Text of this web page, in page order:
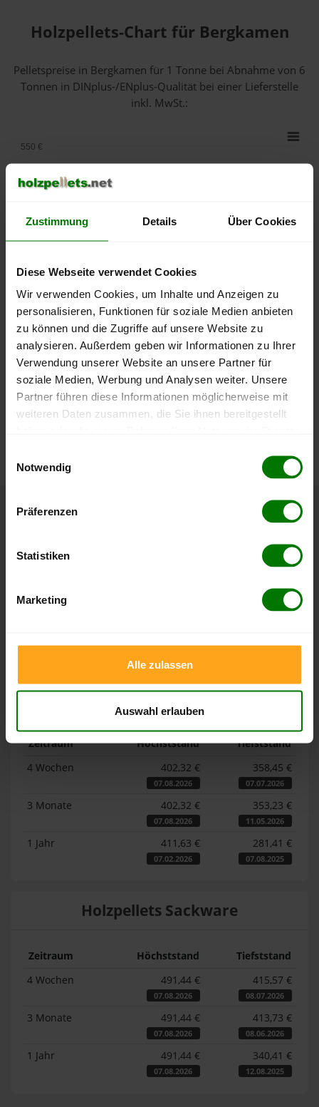
Zustimmung Details Über Cookies
Diese Webseite verwendet Cookies
Wir verwenden Cookies, um Inhalte und Anzeigen zu
personalisieren, Funktionen für soziale Medien anbieten
zu können und die Zugriffe auf unsere Website zu
analysieren. Außerdem geben wir Informationen zu Ihrer
Verwendung unserer Website an unsere Partner für
soziale Medien, Werbung und Analysen weiter. Unsere
Partner führen diese Informationen möglicherweise mit
weiteren Daten zusammen, die Sie ihnen bereitgestellt
Notwendig
Präferenzen
Statistiken
Marketing
Alle zulassen
Auswahl erlauben
Holzpellets-Chart für Bergkamen
Pelletspreise in Bergkamen für 1 Tonne bei Abnahmevon 6
Tonnen in DINplus-/ENplus-Qualität bei einer Lieferstelle
inkl. MwSt.:
lose Ware Sackware
2025
Januar
2026
2026
250 €
300 €
350 €
500 €
550 €
Die aktuelle Preisentwicklung für Holzpellets in Deutschland
Höchst- und Tiefststände der
Pelletspreise in Bergkamen
Höchst- und Tiefststände der
Pelletspreise für lose Holzpellets und Holzpellets
erreicht wurde.
Lose Holzpellets
Zeitraum Höchststand
Tiefststand
4 Wochen
402,32 €
07.08.2026
358,45 €
07.07.2026
3 Monate 402,32 €
07.08.2026
353,23 €
11.05.2026
1 Jahr 411,63 €
07.02.2026
281,41 €
07.08.2025
Holzpellets Sackware
Zeitraum Höchststand
Tiefststand
4 Wochen
491,44 €
07.08.2026
415,57 €
08.07.2026
3 Monate 491,44 €
07.08.2026
413,73 €
08.06.2026
1 Jahr 491,44 €
07.08.2026
340,41 €
12.08.2025